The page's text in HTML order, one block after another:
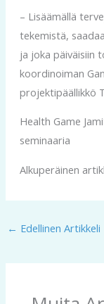
– Lisäämällä
tekemistä,
ja joka päiväisiin
koordinoiman
projektipäällikkö
Health Game
seminaaria
Alkuperäinen
← Edellinen Artikkeli